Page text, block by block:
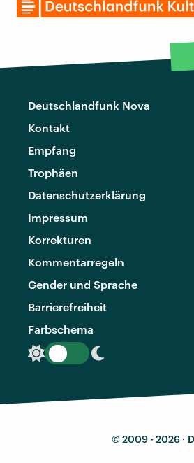
Deutschlandfunk Nova
Kontakt
Empfang
Trophäen
Datenschutzerklärung
Impressum
Korrekturen
Kommentarregeln
Gender und Sprache
Barrierefreiheit
Farbschema
© 2009 - 2026 ·